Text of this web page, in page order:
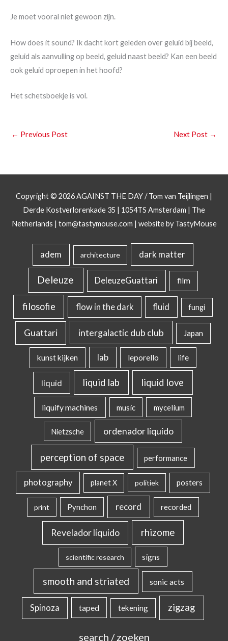
Je moet vooral niet gewoon zijn.
How does it sound? Ik dacht kort geleden over geluid bij beeld,
geluid als aanvulling op beeld, geluid naast beeld? Kan een beeld
ook geluid oproepen in het hoofd?
Het schetsboekje is vol.
← Previous Post Next Post →
Copyright © 2026AGAINST THE DAY/ Tom van Teijlingen |
Derde Kostverlorenkade 35 | 1054TS Amsterdam | The
Netherlands | tom@tastymouse.com | website by TastyMouse
adem architecture dark matter
Deleuze DeleuzeGuattari film
filosofie flow in the dark fluid fungi
Guattari intergalactic dub club Japan
kunst kijken lab leporello life
liquid liquid lab liquid love
liquify machines music mycelium
Nietzsche ordenador líquido
perception of space performance
photography planet X politiek posters
print Pynchon record recorded
Revelador líquido rhizome
scientific research signs
smooth and striated sonic acts
Spinoza taped tekening zigzag
search / zoeken